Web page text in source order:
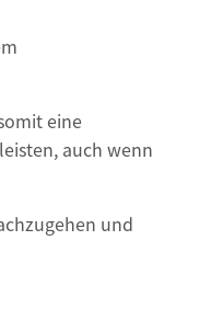
eine
auch wenn
und